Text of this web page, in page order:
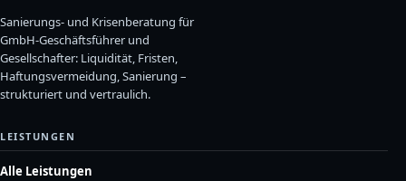
Sanierungs- und Krisenberatung für
GmbH-Geschäftsführer und
Gesellschafter: Liquidität, Fristen,
Haftungsvermeidung, Sanierung –
strukturiert und vertraulich.
LEISTUNGEN
Alle Leistungen